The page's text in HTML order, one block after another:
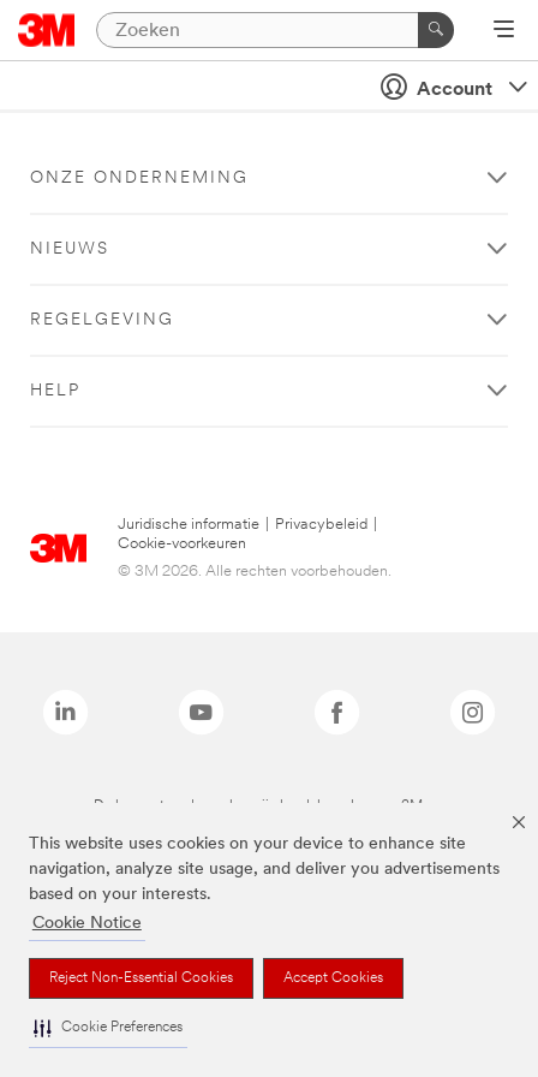
This website uses cookies on your device to enhance site
navigation, analyze site usage, and deliver you advertisements
based on your interests.
Cookie Notice
Reject Non-Essential Cookies Accept Cookies
Cookie Preferences
Account
ONZE ONDERNEMING
NIEUWS
REGELGEVING
HELP
Juridische informatie Privacybeleid
Cookie-voorkeuren
© 3M 2026. Alle rechten voorbehouden.
De bovenstaande merken zijn handelsmerken van 3M.we